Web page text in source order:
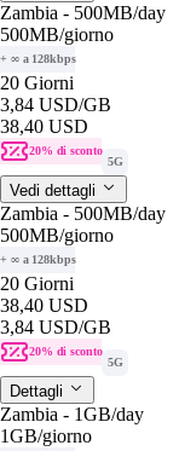
Zambia - 500MB/day
500MB/giorno
+ ∞ a 128kbps
20 Giorni
3,84 USD/GB
38,40 USD
20% di sconto
5G
Vedi dettagli
Zambia - 500MB/day
500MB/giorno
+ ∞ a 128kbps
20 Giorni
38,40 USD
3,84 USD/GB
20% di sconto
5G
Dettagli
Zambia - 1GB/day
1GB/giorno